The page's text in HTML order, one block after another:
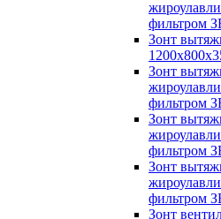
фильтром
Зонт
Зонт
фильтром
Зонт
фильтром
Зонт
фильтром
Зонт